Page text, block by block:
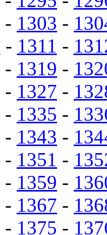
- 1303 -
- 1311 -
- 1319 -
- 1327 -
- 1335 -
- 1343 -
- 1351 -
- 1359 -
- 1367 -
- 1375 -